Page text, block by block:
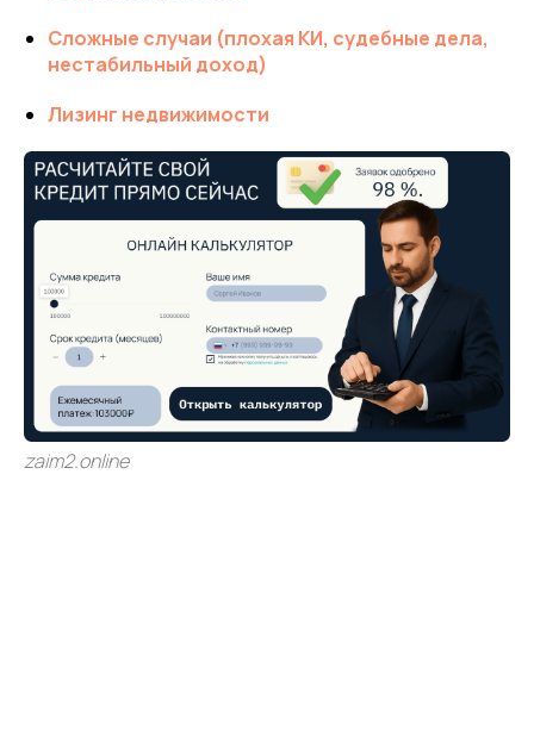
Сложные случаи (плохая КИ, судебные дела,
нестабильный доход)
Лизинг недвижимости
zaim2.online